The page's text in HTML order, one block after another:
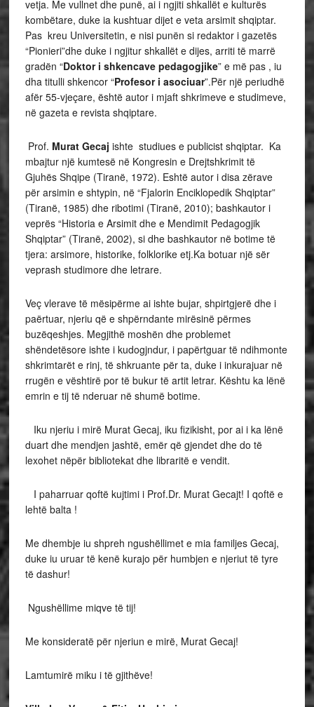
vetja. Me vullnet dhe punë, ai i ngjiti shkallët e kulturës
kombëtare, duke ia kushtuar dijet e veta arsimit shqiptar.
Pas kreu Universitetin, e nisi punën si redaktor i gazetës
“Pionieri”dhe duke i ngjitur shkallët e dijes, arriti të marrë
gradën “Doktor i shkencave pedagogjike” e më pas , iu
dha titulli shkencor “Profesor i asociuar”.Për një periudhë
afër 55-vjeçare, është autor i mjaft shkrimeve e studimeve,
në gazeta e revista shqiptare.
Prof. Murat Gecaj ishte studiues e publicist shqiptar. Ka
mbajtur një kumtesë në Kongresin e Drejtshkrimit të
Gjuhës Shqipe (Tiranë, 1972). Eshtë autor i disa zërave
për arsimin e shtypin, në “Fjalorin Enciklopedik Shqiptar”
(Tiranë, 1985) dhe ribotimi (Tiranë, 2010); bashkautor i
veprës “Historia e Arsimit dhe e Mendimit Pedagogjik
Shqiptar” (Tiranë, 2002), si dhe bashkautor në botime të
tjera: arsimore, historike, folklorike etj.Ka botuar një sër
veprash studimore dhe letrare.
Veç vlerave të mësipërme ai ishte bujar, shpirtgjerë dhe i
paërtuar, njeriu që e shpërndante mirësinë përmes
buzëqeshjes. Megjithë moshën dhe problemet
shëndetësore ishte i kudogjndur, i papërtguar të ndihmonte
shkrimtarët e rinj, të shkruante për ta, duke i inkurajuar në
rrugën e vështirë por të bukur të artit letrar. Kështu ka lënë
emrin e tij të nderuar në shumë botime.
Iku njeriu i mirë Murat Gecaj, iku fizikisht, por ai i ka lënë
duart dhe mendjen jashtë, emër që gjendet dhe do të
lexohet nëpër bibliotekat dhe libraritë e vendit.
I paharruar qoftë kujtimi i Prof.Dr. Murat Gecajt! I qoftë e
lehtë balta !
Me dhembje iu shpreh ngushëllimet e mia familjes Gecaj,
duke iu uruar të kenë kurajo për humbjen e njeriut të tyre
të dashur!
Ngushëllime miqve të tij!
Me konsideratë për njeriun e mirë, Murat Gecaj!
Lamtumirë miku i të gjithëve!